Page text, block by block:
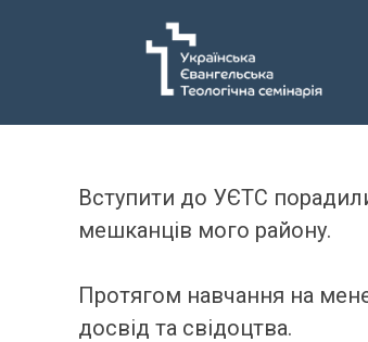
Вступити до УЄТС
мешканців мого району.
Протягом навчання на
досвід та свідоцтва.